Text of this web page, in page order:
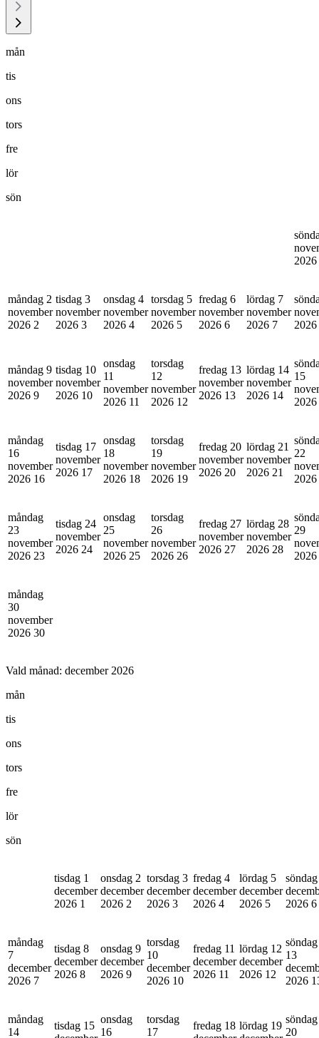
mån
tis
ons
tors
fre
lör
sön
2026
måndag 2
november
2026 2
tisdag 3
november
2026 3
onsdag 4
november
2026 4
torsdag 5
november
2026 5
fredag 6
november
2026 6
lördag 7
november
2026 7
2026
måndag 9
november
2026 9
tisdag 10
november
2026 10
onsdag
11
november
2026 11
torsdag
12
november
2026 12
fredag 13
november
2026 13
lördag 14
november
2026 14
15
2026
måndag
16
november
2026 16
tisdag 17
november
2026 17
onsdag
18
november
2026 18
torsdag
19
november
2026 19
fredag 20
november
2026 20
lördag 21
november
2026 21
22
2026
måndag
23
november
2026 23
tisdag 24
november
2026 24
onsdag
25
november
2026 25
torsdag
26
november
2026 26
fredag 27
november
2026 27
lördag 28
november
2026 28
29
2026
måndag
30
november
2026 30
Vald månad: december 2026
mån
tis
ons
tors
fre
lör
sön
tisdag 1
december
2026 1
onsdag 2
december
2026 2
torsdag 3
december
2026 3
fredag 4
december
2026 4
lördag 5
december
2026 5
2026 6
måndag
7
december
2026 7
tisdag 8
december
2026 8
onsdag 9
december
2026 9
torsdag
10
december
2026 10
fredag 11
december
2026 11
lördag 12
december
2026 12
söndag
13
2026
måndag
14
tisdag 15
onsdag
16
torsdag
17
fredag 18 lördag 19
söndag
20